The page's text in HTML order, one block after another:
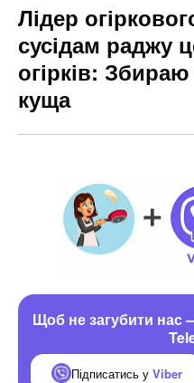
Лідер
сусідам раджу
огірків:
куща
Щоб не загубити нас
Підписатись у Viber